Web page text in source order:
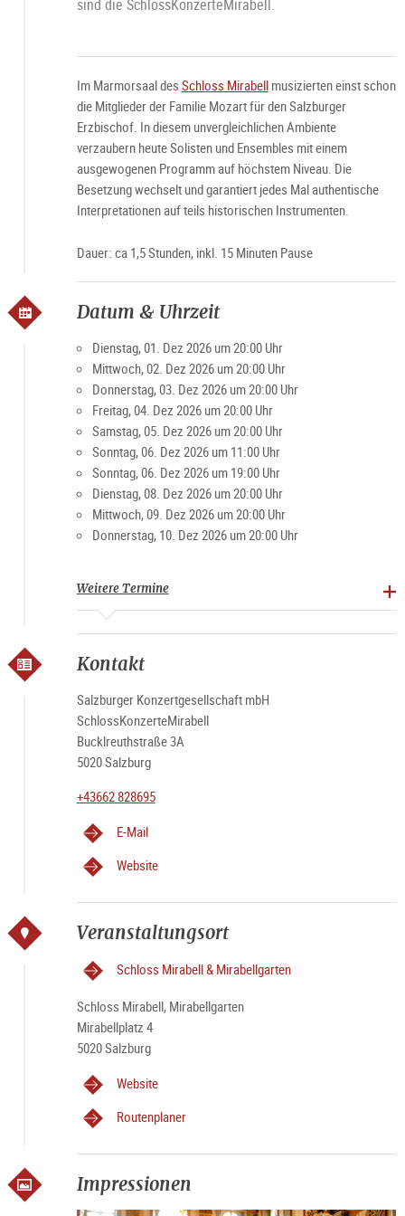
sind die SchlossKonzerteMirabell.
Im Marmorsaal des Schloss Mirabellmusizierten einst schon
die Mitglieder der Familie Mozart für den Salzburger
Erzbischof. In diesem unvergleichlichen Ambiente
verzaubern heute Solisten und Ensembles mit einem
ausgewogenen Programm auf höchstem Niveau. Die
Besetzung wechselt und garantiert jedes Mal authentische
Interpretationen auf teils historischen Instrumenten.
Dauer: ca 1,5 Stunden, inkl. 15 Minuten Pause
Datum & Uhrzeit
Dienstag, 01. Dez 2026 um 20:00 Uhr
Mittwoch, 02. Dez 2026 um 20:00 Uhr
Donnerstag, 03. Dez 2026 um 20:00 Uhr
Freitag, 04. Dez 2026 um 20:00 Uhr
Samstag, 05. Dez 2026 um 20:00 Uhr
Sonntag, 06. Dez 2026 um 11:00 Uhr
Sonntag, 06. Dez 2026 um 19:00 Uhr
Dienstag, 08. Dez 2026 um 20:00 Uhr
Mittwoch, 09. Dez 2026 um 20:00 Uhr
Donnerstag, 10. Dez 2026 um 20:00 Uhr
Weitere Termine
Kontakt
Salzburger Konzertgesellschaft mbH
SchlossKonzerteMirabell
Bucklreuthstraße 3A
5020 Salzburg
+43662 828695
E-Mail
Website
Veranstaltungsort
Schloss Mirabell & Mirabellgarten
Schloss Mirabell, Mirabellgarten
Mirabellplatz 4
5020 Salzburg
Website
Routenplaner
Impressionen